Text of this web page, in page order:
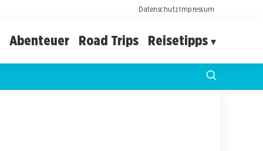
DatenschutzImpressum
Abenteuer Road Trips Reisetipps